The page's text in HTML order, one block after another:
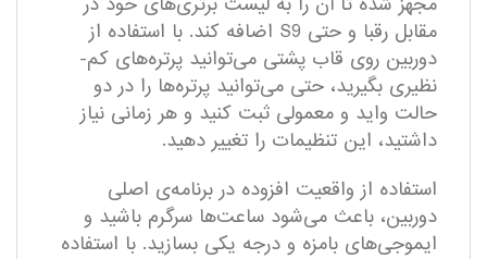
مقابل رقبا و حتی S9 اضافه کند. با استفاده از
دوربین روی قاب پشتی می­‌توانید پرتره‌­های کم‌­
نظیری بگیرید، حتی می‌­توانید پرتر‌ه­‌ها را در دو
حالت واید و معمولی ثبت کنید و هر زمانی نیاز
داشتید، این تنظیمات را تغییر دهید.
استفاده از واقعیت افزوده در برنامه‌ی اصلی
دوربین، باعث می‌شود ساعت‌ها سرگرم باشید و
ایموجی‌های بامزه و درجه یکی بسازید. با استفاده